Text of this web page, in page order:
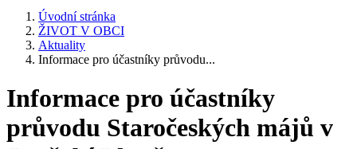
Úvodní stránka
ŽIVOT V OBCI
Aktuality
Informace pro účastníky průvodu...
Informace pro účastníky
průvodu Staročeských májů v